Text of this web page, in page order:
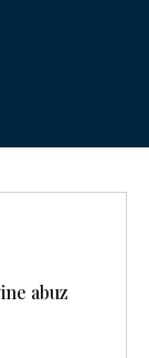
abuz